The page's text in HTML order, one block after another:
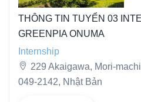
THÔNG TIN TUYỂN 03
GREENPIA ONUMA
Internship
229 Akaigawa, Mori-
049-2142, Nhật Bản